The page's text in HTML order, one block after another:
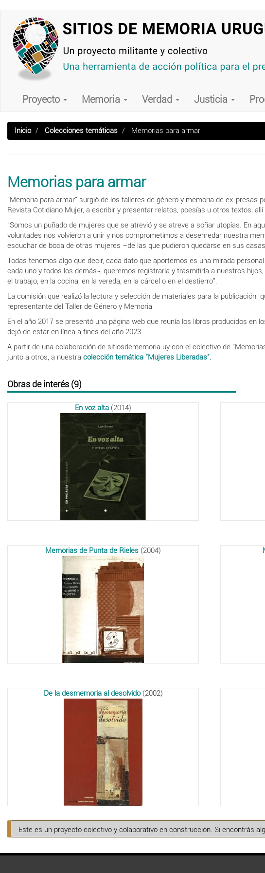
contenido
principal
Main
navigation
Proyecto Memoria Verdad Justicia
Inicio Colecciones temáticas Memorias para armar
Memorias para armar
"Memoria para armar" surgiò de los talleres de género y memoria de ex-presas
Revista Cotidiano Mujer, a escribir y presentar relatos, poesías u otros textos,
"Somos un puñado de mujeres que se atrevió y se atreve a soñar utopías. En
voluntades nos volvieron a unir y nos comprometimos a desenredar nuestra
escuchar de boca de otras mujeres –de las que pudieron quedarse en sus
Todas tenemos algo que decir, cada dato que aportemos es una mirada
cada uno y todos los demás», queremos registrarla y trasmitirla a nuestros
el trabajo, en la cocina, en la vereda, en la cárcel o en el destierro".
La comisión que realizó la lectura y selección de materiales para la publicación
representante del Taller de Género y Memoria
En el año 2017 se presentó una página web que reunía los libros producidos
dejó de estar en línea a fines del año 2023.
A partir de una colaboración de sitiosdememoria.uy con el colectivo de
junto a otros, a nuestra colección temática "Mujeres Liberadas".
Obras de interés (9)
En voz alta (2014)
Memorias de Punta de Rieles (2004)
De la desmemoria al desolvido(2002)
Este es un proyecto colectivo y colaborativo en construcción. Si encontrás